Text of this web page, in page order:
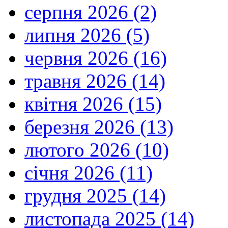
серпня 2026 (2)
липня 2026 (5)
червня 2026 (16)
травня 2026 (14)
квітня 2026 (15)
березня 2026 (13)
лютого 2026 (10)
січня 2026 (11)
грудня 2025 (14)
листопада 2025 (14)